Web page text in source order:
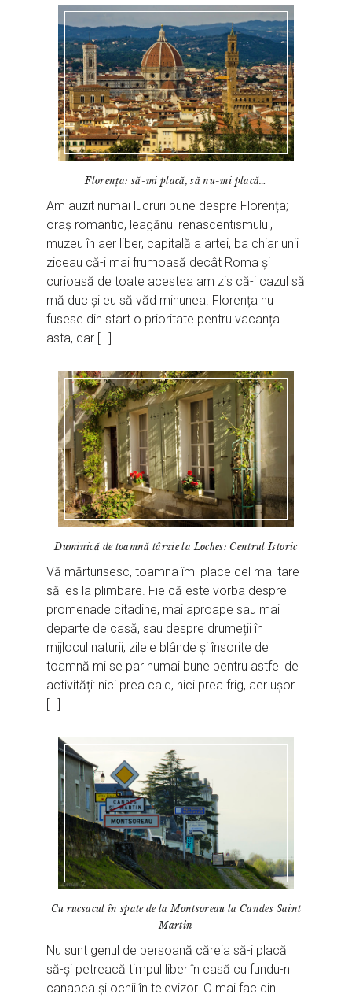
Florența: să-mi placă, să nu-mi placă…
Am auzit numai lucruri bune despre Florența;
oraș romantic, leagănul renascentismului,
muzeu în aer liber, capitală a artei, ba chiar unii
ziceau că-i mai frumoasă decât Roma și
curioasă de toate acestea am zis că-i cazul să
mă duc și eu să văd minunea. Florența nu
fusese din start o prioritate pentru vacanța
asta, dar […]
Duminică de toamnă târzie la Loches: Centrul Istoric
Vă mărturisesc, toamna îmi place cel mai tare
să ies la plimbare. Fie că este vorba despre
promenade citadine, mai aproape sau mai
departe de casă, sau despre drumeții în
mijlocul naturii, zilele blânde și însorite de
toamnă mi se par numai bune pentru astfel de
activități: nici prea cald, nici prea frig, aer ușor
[…]
Cu rucsacul în spate de la Montsoreau la Candes Saint
Martin
Nu sunt genul de persoană căreia să-i placă
să-și petreacă timpul liber în casă cu fundu-n
canapea și ochii în televizor. O mai fac din